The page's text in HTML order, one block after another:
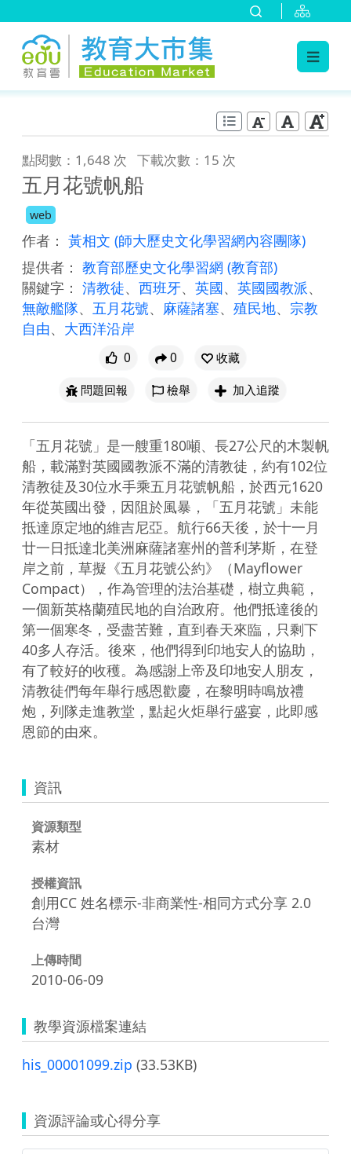
點閱數：1,648 次 下載次數：15 次
五月花號帆船
web
作者： 黃相文 (師大歷史文化學習網內容團隊)
提供者： 教育部歷史文化學習網 (教育部)
關鍵字： 清教徒、 西班牙、 英國、 英國國教派、
無敵艦隊、 五月花號、 麻薩諸塞、 殖民地、 宗教
自由、 大西洋沿岸
0 0
收藏
問題回報
檢舉 加入追蹤
「五月花號」是一艘重180噸、長27公尺的木製帆
船，載滿對英國國教派不滿的清教徒，約有102位
清教徒及30位水手乘五月花號帆船，於西元1620
年從英國出發，因阻於風暴，「五月花號」未能
抵達原定地的維吉尼亞。航行66天後，於十一月
廿一日抵達北美洲麻薩諸塞州的普利茅斯，在登
岸之前，草擬《五月花號公約》（Mayflower
Compact），作為管理的法治基礎，樹立典範，
一個新英格蘭殖民地的自治政府。他們抵達後的
第一個寒冬，受盡苦難，直到春天來臨，只剩下
40多人存活。後來，他們得到印地安人的協助，
有了較好的收穫。為感謝上帝及印地安人朋友，
清教徒們每年舉行感恩歡慶，在黎明時鳴放禮
炮，列隊走進教堂，點起火炬舉行盛宴，此即感
恩節的由來。
資訊
資源類型
素材
授權資訊
創用CC 姓名標示-非商業性-相同方式分享 2.0
台灣
上傳時間
2010-06-09
教學資源檔案連結
his_00001099.zip (33.53KB)
資源評論或心得分享